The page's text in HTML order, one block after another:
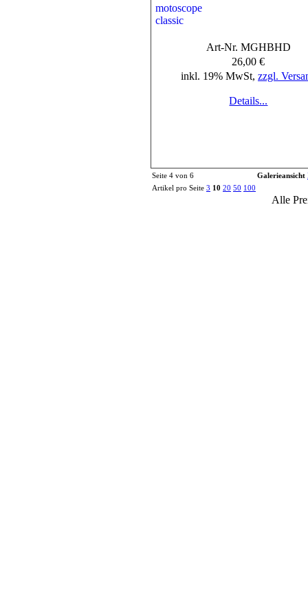
Art-Nr. MGHBHD
26,00 €
inkl. 19% MwSt, zzgl.
Details...
Seite 4 von 6 Galerieansicht
Artikel pro Seite 3 10 20 50 100
Alle